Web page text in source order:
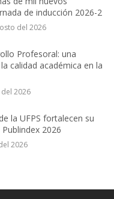
de inducción 2026-2
del 2026
Profesoral: una
calidad académica en la
2026
la UFPS fortalecen su
2026
2026